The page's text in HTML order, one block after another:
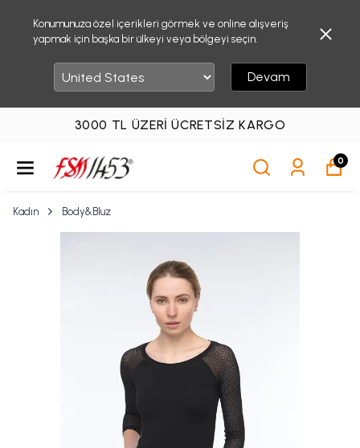
Konumunuza özel içerikleri görmek ve online alışveriş
yapmak için başka bir ülkeyi veya bölgeyi seçin.
Devam
3000 TL ÜZERI ÜCRETSIZ KARGO
0
Kadın Body&Bluz